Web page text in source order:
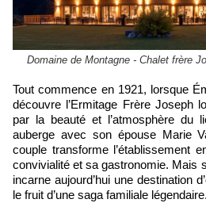
Domaine de Montagne - Chalet frère
Tout commence en 1921, lorsque Émile Leduc, jeune cuisinier,
découvre l’Ermitage Frère Joseph
par la beauté et l’atmosphère du
auberge avec son épouse Marie
couple transforme l’établissement
convivialité et sa gastronomie. Mais
incarne aujourd’hui une destination
le fruit d’une saga familiale légendaire.